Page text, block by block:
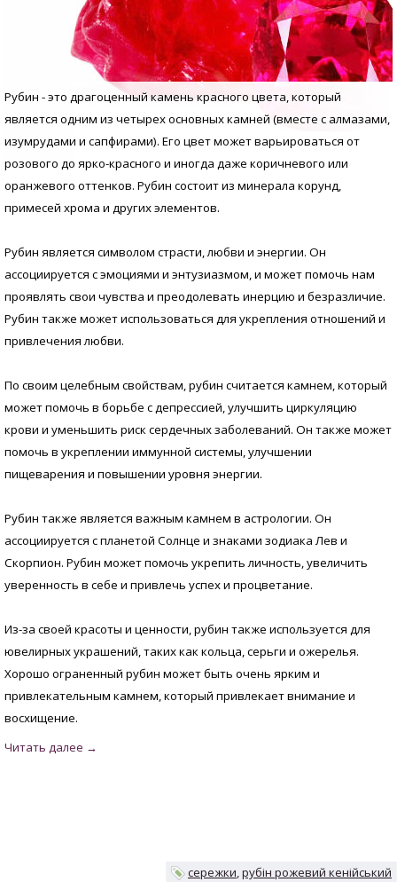
Рубин - это драгоценный камень красного цвета, который
является одним из четырех основных камней (вместе с алмазами,
изумрудами и сапфирами). Его цвет может варьироваться от
розового до ярко-красного и иногда даже коричневого или
оранжевого оттенков. Рубин состоит из минерала корунд,
примесей хрома и других элементов.
Рубин является символом страсти, любви и энергии. Он
ассоциируется с эмоциями и энтузиазмом, и может помочь нам
проявлять свои чувства и преодолевать инерцию и безразличие.
Рубин также может использоваться для укрепления отношений и
привлечения любви.
По своим целебным свойствам, рубин считается камнем, который
может помочь в борьбе с депрессией, улучшить циркуляцию
крови и уменьшить риск сердечных заболеваний. Он также может
помочь в укреплении иммунной системы, улучшении
пищеварения и повышении уровня энергии.
Рубин также является важным камнем в астрологии. Он
ассоциируется с планетой Солнце и знаками зодиака Лев и
Скорпион. Рубин может помочь укрепить личность, увеличить
уверенность в себе и привлечь успех и процветание.
Из-за своей красоты и ценности, рубин также используется для
ювелирных украшений, таких как кольца, серьги и ожерелья.
Хорошо ограненный рубин может быть очень ярким и
привлекательным камнем, который привлекает внимание и
восхищение.
сережки рубін рожевий кенійський